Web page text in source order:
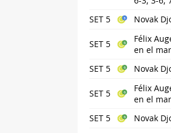
SET 5
Novak
SET 5
Félix
en el
SET 5
Novak
SET 5
Félix
en el
SET 5
Novak